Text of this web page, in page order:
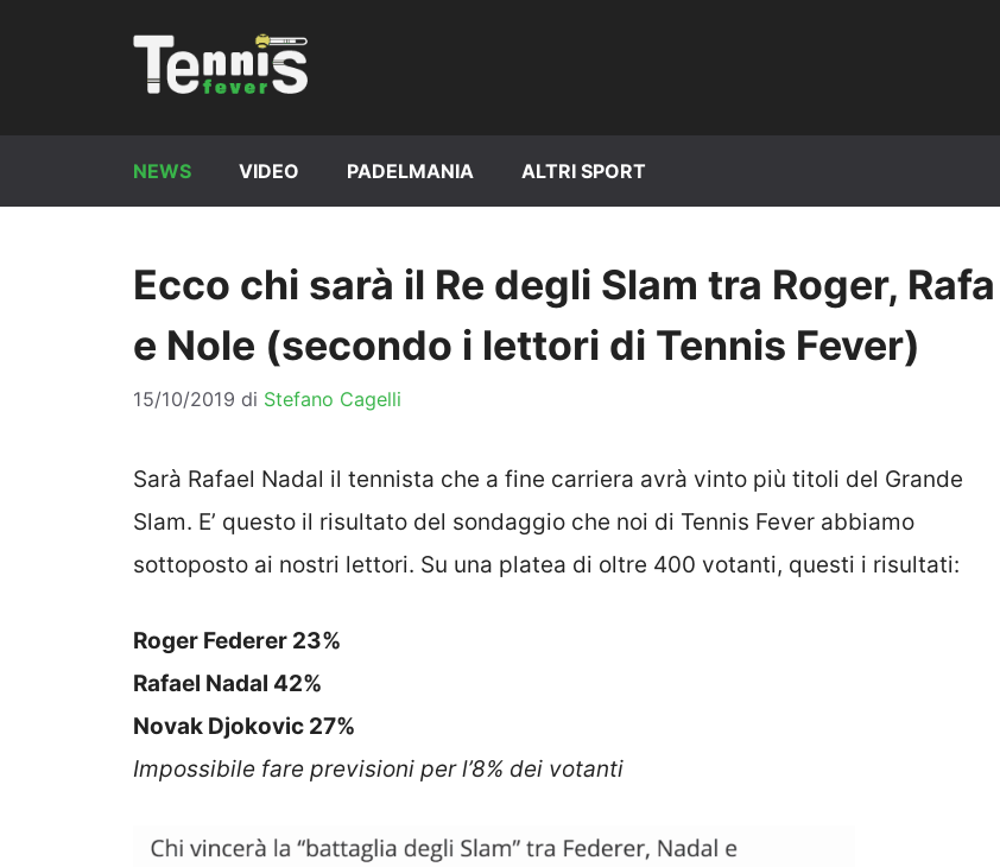
NEWS VIDEO PADELMANIA ALTRI SPORT
Ecco chi sarà il Re degli Slam tra Roger, Rafa
e Nole (secondo i lettori di Tennis Fever)
15/10/2019 di Stefano Cagelli
Sarà Rafael Nadal il tennista che a fine carriera avrà vinto più titoli del Grande
Slam. E’ questo il risultato del sondaggio che noi di Tennis Fever abbiamo
sottoposto ai nostri lettori. Su una platea di oltre 400 votanti, questi i risultati:
Roger Federer 23%
Rafael Nadal 42%
Novak Djokovic 27%
Impossibile fare previsioni per l’8% dei votanti